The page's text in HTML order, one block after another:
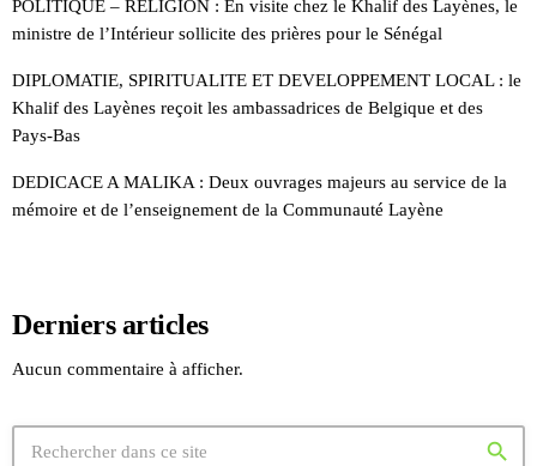
POLITIQUE – RELIGION : En visite chez le Khalif des Layènes, le
ministre de l’Intérieur sollicite des prières pour le Sénégal
DIPLOMATIE, SPIRITUALITE ET DEVELOPPEMENT LOCAL : le
Khalif des Layènes reçoit les ambassadrices de Belgique et des
Pays-Bas
DEDICACE A MALIKA : Deux ouvrages majeurs au service de la
mémoire et de l’enseignement de la Communauté Layène
Derniers articles
Aucun commentaire à afficher.
search